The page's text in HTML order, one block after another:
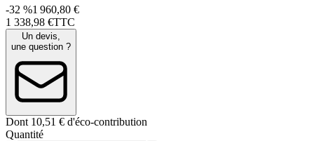
-32 %1 960,80 €
1 338,98 €TTC
Un devis,
une question ?
Dont 10,51 € d'éco-contribution
Quantité